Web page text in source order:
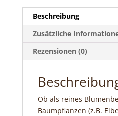
Beschreibung
Zusätzliche
Rezensionen (0)
Ob als reines
Baumpflanzen (z.B.